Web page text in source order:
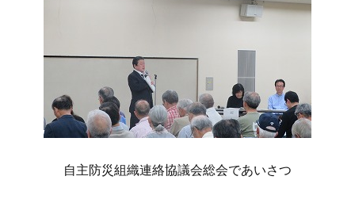
自主防災組織連絡協議会総会であいさつ